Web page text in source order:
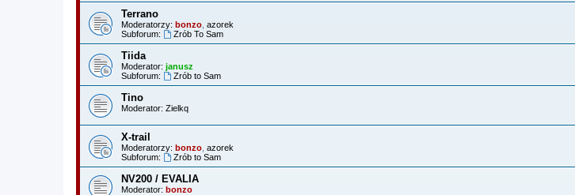
Terrano
Moderatorzy: bonzo azorek
Subforum:
Zrób To Sam
Tiida
Moderator: janusz
Subforum:
Zrób to Sam
Tino
Moderator: Zielkq
X-trail
Moderatorzy: bonzo azorek
Subforum:
Zrób to Sam
NV200 / EVALIA
Moderator: bonzo